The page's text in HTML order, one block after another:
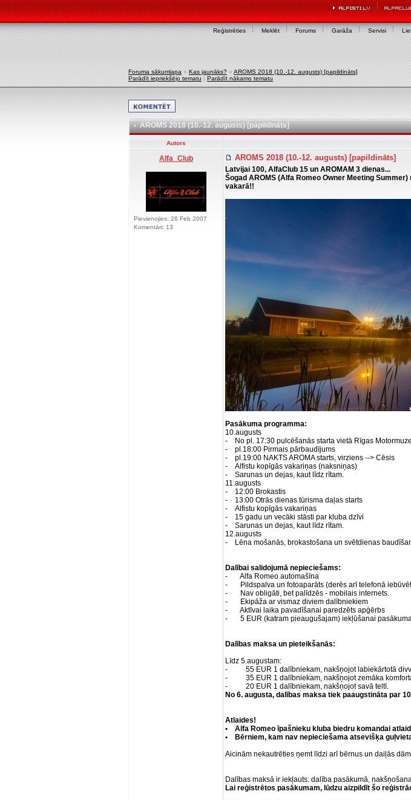
Reģistrēties Meklēt Forums Garāža Servisi
Foruma sākumlapa » Kas jaunāks? » AROMS 2018 (10.-12. augusts) [papildināts]
Parādīt iepriekšējo tematu | Parādīt nākamo tematu
AROMS 2018 (10.-12. augusts) [papildināts]
Autors
Alfa_Club
Pievienojies: 26 Feb 2007
Komentāri: 13
AROMS 2018 (10.-12. augusts) [papildināts]
Latvijai 100, AlfaClub 15 un AROMAM 3 dienas...
Šogad AROMS (Alfa Romeo Owner Meeting
vakarā!!
Pasākuma programma:
10.augusts
- No pl. 17:30 pulcēšanās starta vietā Rīgas
- pl.18:00 Pirmais pārbaudījums
- pl.19:00 NAKTS AROMA starts, virziens --> Cēsis
- Alfistu kopīgās vakariņas (naksniņas)
- Sarunas un dejas, kaut līdz rītam.
11.augusts
- 12:00 Brokastis
- 13:00 Otrās dienas tūrisma daļas starts
- Alfistu kopīgās vakariņas
- 15 gadu un vecāki stāsti par kluba dzīvi
- Sarunas un dejas, kaut līdz rītam.
12.augusts
- Lēna mošanās, brokastošana un svētdienas
Dalībai salidojumā nepieciešams:
- Alfa Romeo automašīna
- Pildspalva un fotoaparāts (derēs arī telefonā
- Nav obligāti, bet palīdzēs - mobilais internets.
- Ekipāža ar vismaz diviem dalībniekiem
- Aktīvai laika pavadīšanai paredzēts apģērbs
- 5 EUR (katram pieaugušajam) iekļūšanai
Dalības maksa un pieteikšanās:
Līdz 5.augustam:
- 55 EUR 1 dalībniekam, nakšņojot labiekārtotā
- 35 EUR 1 dalībniekam, nakšņojot zemāka
- 20 EUR 1 dalībniekam, nakšņojot savā teltī.
No 6. augusta, dalības maksa tiek paaugstināta par
Atlaides!
• Alfa Romeo īpašnieku kluba biedru komandai
• Bērniem, kam nav nepieciešama atsevišķa
Aicinām nekautrēties ņemt līdzi arī bērnus un daiļās
Dalības maksā ir iekļauts: dalība pasākumā,
Lai reģistrētos pasākumam, lūdzu aizpildīt šo